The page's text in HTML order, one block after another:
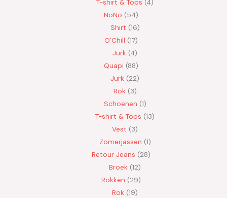
NoNo
54
Shirt 16
O'Chill 17
Jurk 4
Quapi 88
Jurk
22
Rok 3
Schoenen 1
T-shirt & Tops 13
Vest
3
Zomerjassen 1
Retour Jeans
28
Broek 12
Rokken
29
Rok 19